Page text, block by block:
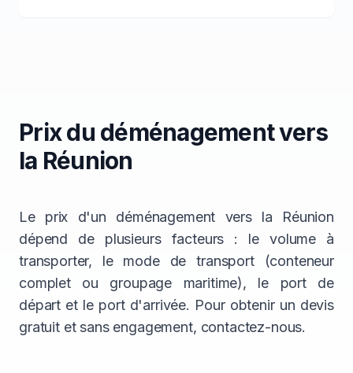
Prix du déménagement vers
la Réunion
Le prix d'un déménagement vers la Réunion
dépend de plusieurs facteurs : le volume à
transporter, le mode de transport (conteneur
complet ou groupage maritime), le port de
départ et le port d'arrivée. Pour obtenir un devis
gratuit et sans engagement, contactez-nous.